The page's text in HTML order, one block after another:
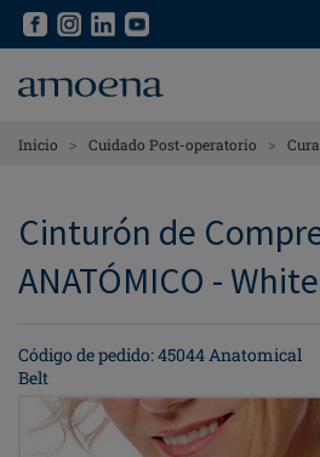
Skip
content
Skip
content
Inicio > Cuidado Post-operatorio >
Cinturón de
ANATÓMICO - White
Código de pedido: 45044 Anatomical
Belt